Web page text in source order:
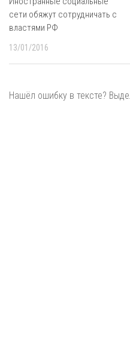
сети обяжут сотрудничать с
властями РФ
13/01/2016
Нашёл ошибку в тексте?